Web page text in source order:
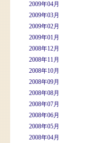
2009年04月
2009年03月
2009年02月
2009年01月
2008年12月
2008年11月
2008年10月
2008年09月
2008年08月
2008年07月
2008年06月
2008年05月
2008年04月